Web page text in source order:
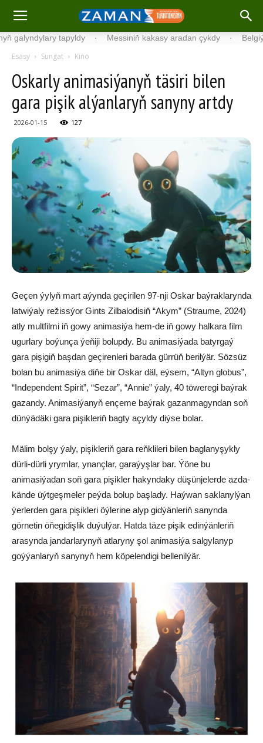
tapyldy · Messiniň kakasy aradan çykdy · Belgiýada
Esasy Sungat Kino
Oskarly animasiýanyň täsiri bilen
gara pişik alýanlaryň sanyny artdy
2026-01-15 127
Geçen ýylyň mart aýynda geçirilen 97-nji Oskar baýraklarynda
latwiýaly režissýor Gints Zilbalodisiň “Akym” (Straume, 2024)
atly multfilmi iň gowy animasiýa hem-de iň gowy halkara film
ugurlary boýunça ýeňiji bolupdy. Bu animasiýada batyrgaý
gara pişigiň başdan geçirenleri barada gürrüň berilýär. Sözsüz
bolan bu animasiýa diňe bir Oskar däl, eýsem, “Altyn globus”,
“Independent Spirit”, “Sezar”, “Annie” ýaly, 40 töweregi baýrak
gazandy. Animasiýanyň ençeme baýrak gazanmagyndan soň
dünýädäki gara pişikleriň bagty açyldy diýse bolar.
Mälim bolşy ýaly, pişikleriň gara reňklileri bilen baglanyşykly
dürli-dürli yrymlar, ynançlar, garaýyşlar bar. Ýöne bu
animasiýadan soň gara pişikler hakyndaky düşünjelerde azda-
kände üýtgeşmeler peýda bolup başlady. Haýwan saklanylýan
ýerlerden gara pişikleri öýlerine alyp gidýänleriň sanynda
görnetin öňegidişlik duýulýar. Hatda täze pişik edinýänleriň
arasynda jandarlarynyň atlaryny şol animasiýa salgylanyp
goýýanlaryň sanynyň hem köpelendigi bellenilýär.